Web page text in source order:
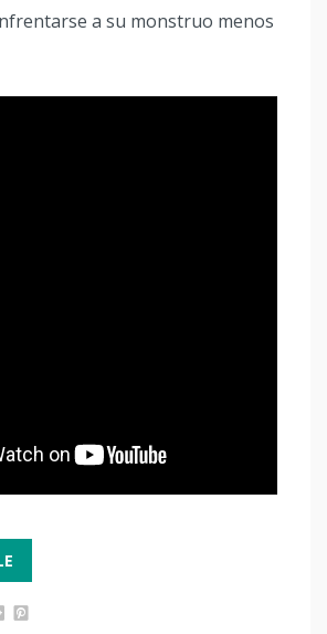
a su monstruo menos